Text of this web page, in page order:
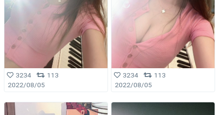
3234
113
2022/08/05
3234
113
2022/08/05